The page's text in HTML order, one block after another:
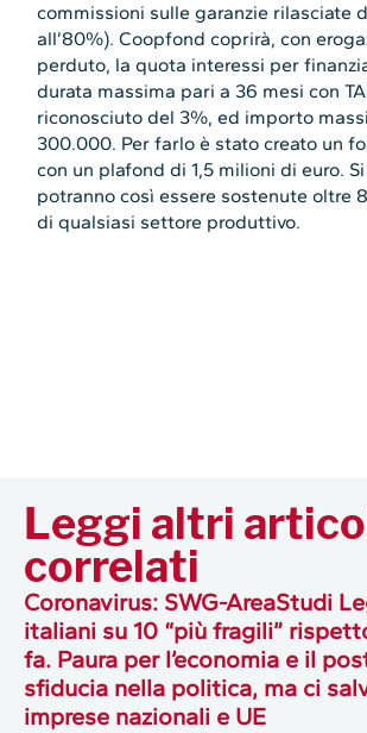
commissioni sulle garanzie rilasciate
all’80%). Coopfond coprirà, con
perduto, la quota interessi per
durata massima pari a 36 mesi con
riconosciuto del 3%, ed importo
300.000. Per farlo è stato creato un
con un plafond di 1,5 milioni di euro.
potranno così essere sostenute oltre
di qualsiasi settore produttivo.
Leggi altri
correlati
Coronavirus: SWG-AreaStudi
italiani su 10 “più fragili”
fa. Paura per l’economia e il
sfiducia nella politica, ma ci
imprese nazionali e UE